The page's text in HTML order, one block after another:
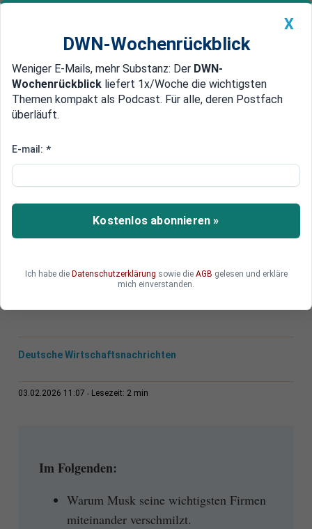
Newsticker MEIN DWN: Geldanlage Premium
Edelmetalle DWN-Magazin China
SpaceX und xAI fusionieren:
Rechenzentren im All
Elon Musk verschmilzt seine Raumfahrtfirma
SpaceX mit dem KI-Entwickler xAI zu einem
künftig im All entstehen und von Sonnenenergie
betrieben werden.
Deutsche Wirtschaftsnachrichten
03.02.2026 11:07 Lesezeit: 2 min
Im Folgenden:
Warum Musk seine wichtigsten Firmen
miteinander verschmilzt.
X
DWN-Wochenrückblick
Weniger E-Mails, mehr Substanz: Der DWN-
Wochenrückblick liefert 1x/Woche die wichtigsten
Themen kompakt als Podcast. Für alle, deren Postfach
überläuft.
E-mail: *
Kostenlos abonnieren »
Ich habe die Datenschutzerklärung sowie die AGB gelesen und erkläre
mich einverstanden.